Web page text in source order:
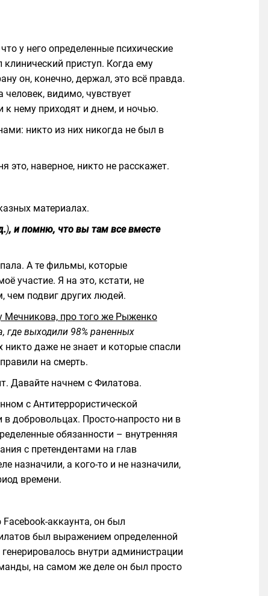
у него определенные психические
приступ. Когда ему
он, конечно, держал, это всё правда.
видимо, чувствует
к нему приходят и днем, и ночью.
никто из них никогда не был в
это, наверное, никто не расскажет.
материалах.
), и помню, что вы там все вместе
А те фильмы, которые
участие. Я на это, кстати, не
чем подвиг других людей.
Мечникова, про того же Рыженко
где выходили 98% раненных
даже не знает и которые спасли
на смерть.
Давайте начнем с Филатова.
с Антитеррористической
в добровольцах. Просто-напросто ни в
обязанности – внутренняя
с претендентами на глав
назначили, а кого-то и не назначили,
времени.
аккаунта, он был
был выражением определенной
внутри администрации
на самом же деле он был просто